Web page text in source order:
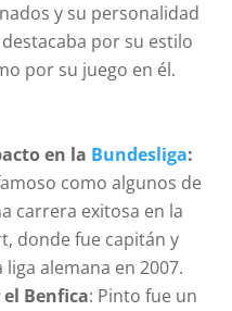
y su personalidad
por su estilo
por su juego en él.
en la Bundesliga:
como algunos de
carrera exitosa en la
donde fue capitán y
alemana en 2007.
Benfica: Pinto fue un